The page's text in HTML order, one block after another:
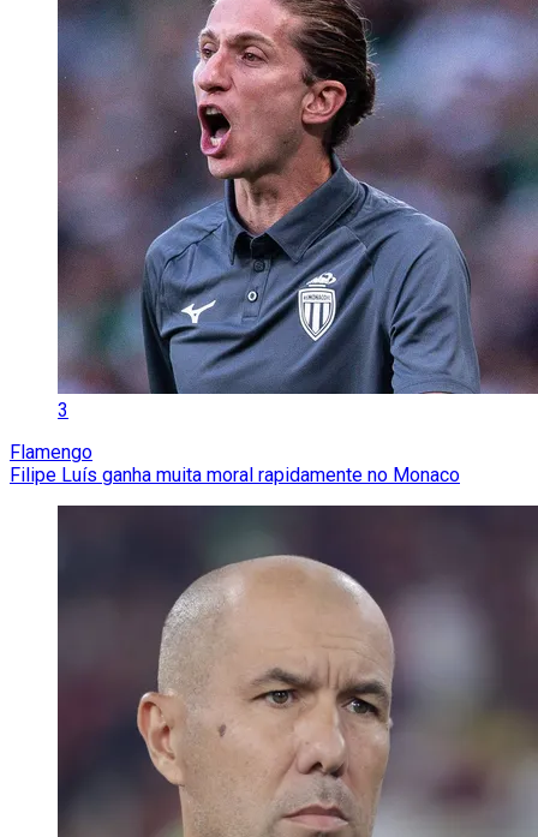
3
Flamengo
Filipe Luís ganha muita moral rapidamente no Monaco